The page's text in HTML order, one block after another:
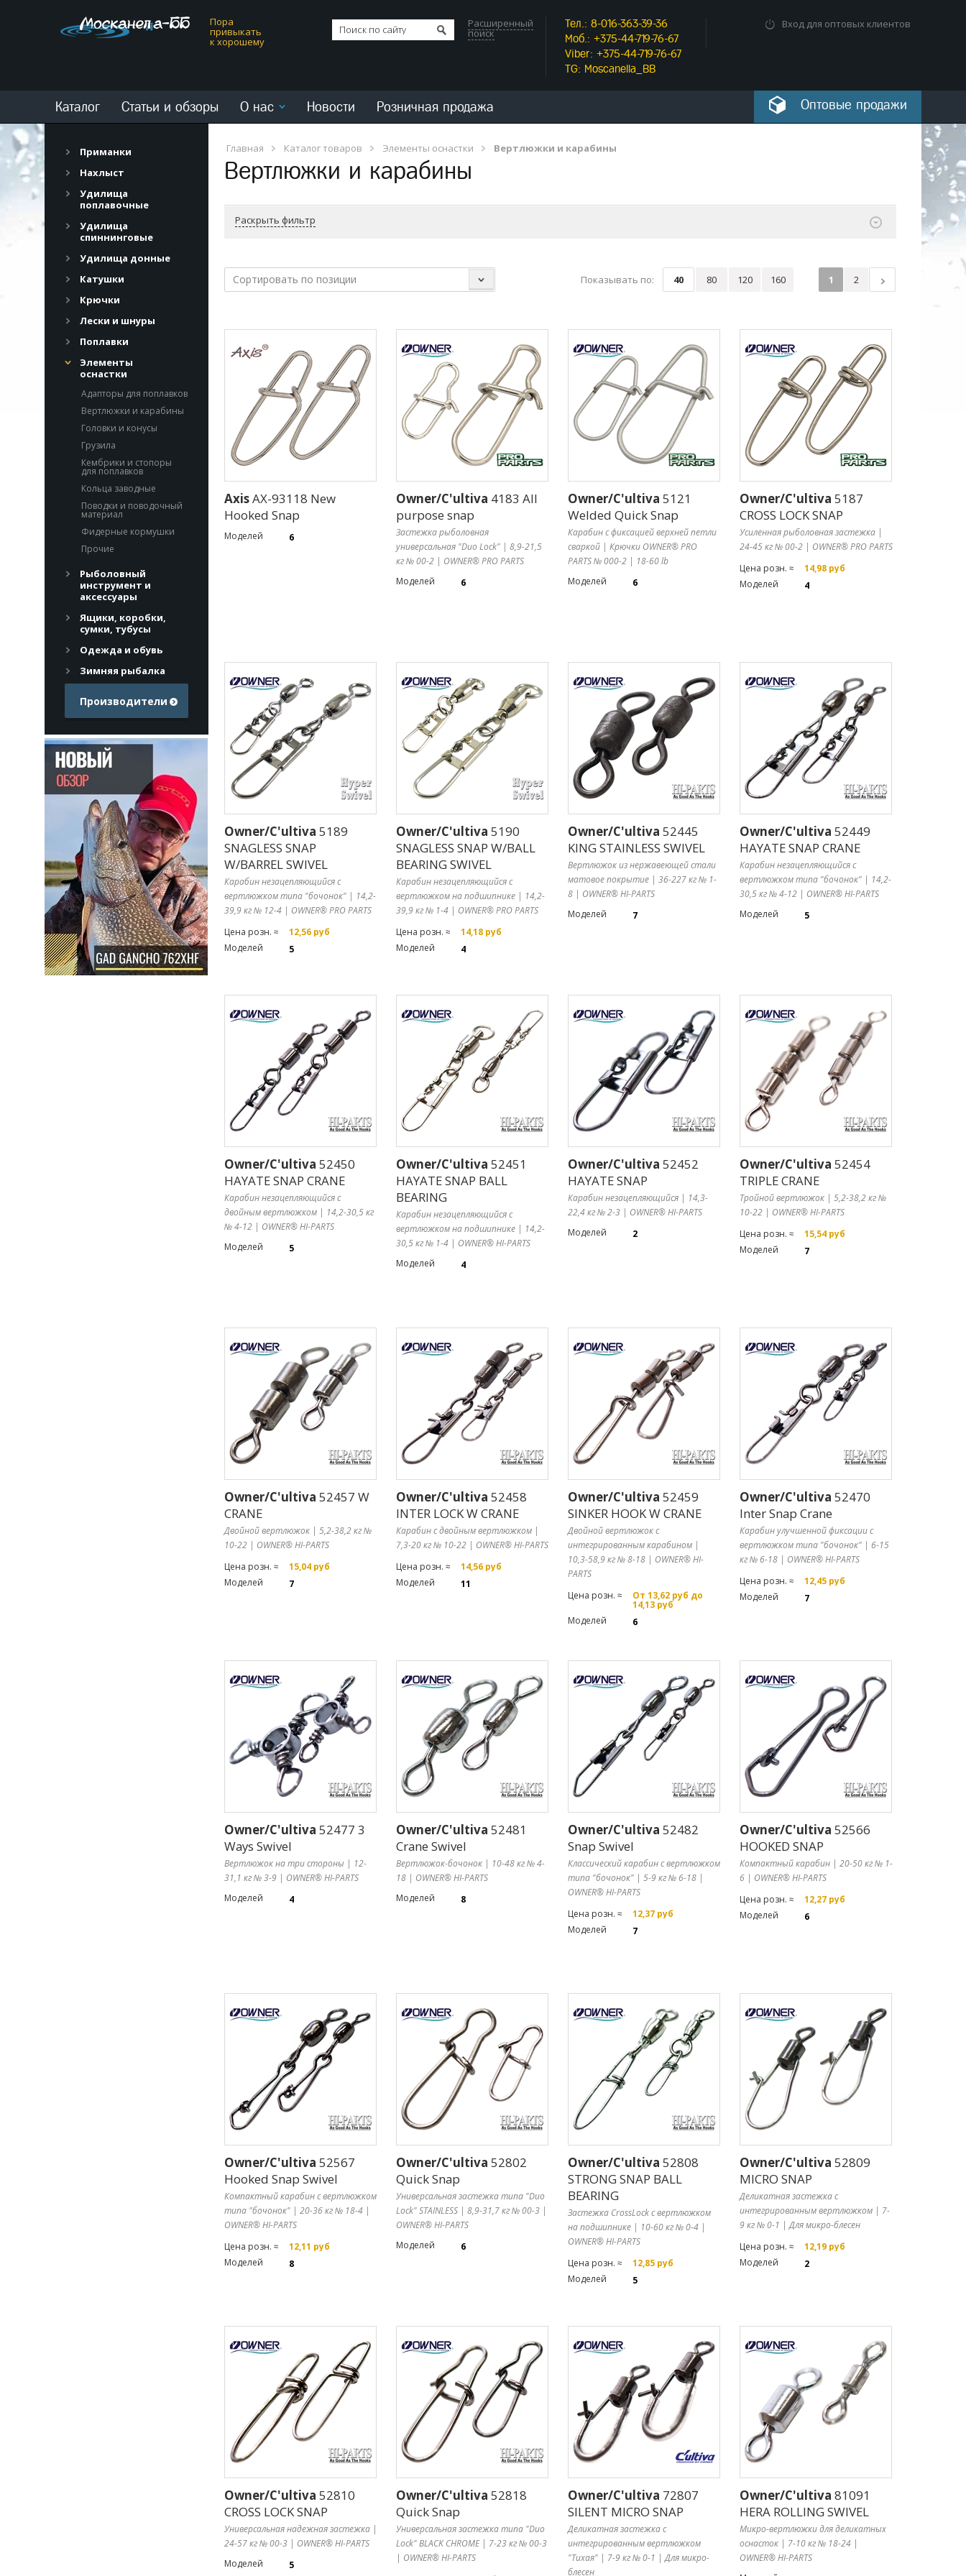
Пора
привыкать
к хорошему
Расширенный
поиск
Тел.: 8-016-363-39-36
Моб.: +375-44-719-76-67
Viber: +375-44-719-76-67
TG: Moscanella_BB
Вход для оптовых клиентов
Каталог Статьи и обзоры О нас Новости Розничная продажа Оптовые продажи
Главная Каталог товаров Элементы оснастки Вертлюжки и карабины
Вертлюжки и карабины
Раскрыть фильтр
Сортировать по позиции 1 2
Показывать по: 40 80 120 160
AxisAX-93118 New
Hooked Snap
Моделей 6
Owner/C'ultiva 4183 All
purpose snap
Застежка рыболовная
универсальная "Duo Lock" | 8,9-21,5
кг № 00-2 | OWNER® PRO PARTS
Моделей
6
Owner/C'ultiva 5121
Welded Quick Snap
Карабин с фиксацией верхней петли
сваркой | Крючки OWNER® PRO
PARTS № 000-2 | 18-60 lb
Моделей
6
Owner/C'ultiva 5187
CROSS LOCK SNAP
Усиленная рыболовная застежка |
24-45 кг № 00-2 | OWNER® PRO PARTS
Цена розн. ≈
14,98 руб
Моделей
4
Owner/C'ultiva 5189
SNAGLESS SNAP
W/BARREL SWIVEL
Карабин незацепляющийся с
вертлюжком типа "бочонок" | 14,2-
39,9 кг № 12-4 | OWNER® PRO PARTS
Цена розн. ≈
12,56 руб
Моделей
5
Owner/C'ultiva 5190
SNAGLESS SNAP W/BALL
BEARING SWIVEL
Карабин незацепляющийся с
вертлюжком на подшипнике | 14,2-
39,9 кг № 1-4 | OWNER® PRO PARTS
Цена розн. ≈
14,18 руб
Моделей
4
Owner/C'ultiva 52445
KING STAINLESS SWIVEL
Вертлюжок из нержавеющей стали
матовое покрытие | 36-227 кг № 1-
8 | OWNER® HI-PARTS
Моделей
7
Owner/C'ultiva 52449
HAYATE SNAP CRANE
Карабин незацепляющийся с
вертлюжком типа "бочонок" | 14,2-
30,5 кг № 4-12 | OWNER® HI-PARTS
Моделей
5
Owner/C'ultiva 52450
HAYATE SNAP CRANE
Карабин незацепляющийся с
двойным вертлюжком | 14,2-30,5 кг
№ 4-12 | OWNER® HI-PARTS
Моделей
5
Owner/C'ultiva 52451
HAYATE SNAP BALL
BEARING
Карабин незацепляющийся с
вертлюжком на подшипнике | 14,2-
30,5 кг № 1-4 | OWNER® HI-PARTS
Моделей
4
Owner/C'ultiva 52452
HAYATE SNAP
Карабин незацепляющийся | 14,3-
22,4 кг № 2-3 | OWNER® HI-PARTS
Моделей
2
Owner/C'ultiva 52454
TRIPLE CRANE
Тройной вертлюжок | 5,2-38,2 кг №
10-22 | OWNER® HI-PARTS
Цена розн. ≈
15,54 руб
Моделей
7
Owner/C'ultiva 52457 W
CRANE
Двойной вертлюжок | 5,2-38,2 кг №
10-22 | OWNER® HI-PARTS
Цена розн. ≈
15,04 руб
Моделей
7
Owner/C'ultiva 52458
INTER LOCK W CRANE
Карабин с двойным вертлюжком |
7,3-20 кг № 10-22 | OWNER® HI-PARTS
Цена розн. ≈
14,56 руб
Моделей
11
Owner/C'ultiva 52459
SINKER HOOK W CRANE
Двойной вертлюжок с
интегрированным карабином |
10,3-58,9 кг № 8-18 | OWNER® HI-
PARTS
Цена розн. ≈
От 13,62 руб до
14,13 руб
Моделей
6
Owner/C'ultiva 52470
Inter Snap Crane
Карабин улучшенной фиксации с
вертлюжком типа "бочонок" | 6-15
кг № 6-18 | OWNER® HI-PARTS
Цена розн. ≈
12,45 руб
Моделей
7
Owner/C'ultiva 52477 3
Ways Swivel
Вертлюжок на три стороны | 12-
31,1 кг № 3-9 | OWNER® HI-PARTS
Моделей
4
Owner/C'ultiva 52481
Crane Swivel
Вертлюжок-бочонок | 10-48 кг № 4-
18 | OWNER® HI-PARTS
Моделей
8
Owner/C'ultiva 52482
Snap Swivel
Классический карабин с вертлюжком
типа "бочонок" | 5-9 кг № 6-18 |
OWNER® HI-PARTS
Цена розн. ≈
12,37 руб
Моделей
7
Owner/C'ultiva 52566
HOOKED SNAP
Компактный карабин | 20-50 кг № 1-
6 | OWNER® HI-PARTS
Цена розн. ≈
12,27 руб
Моделей
6
Owner/C'ultiva 52567
Hooked Snap Swivel
Компактный карабин с вертлюжком
типа "бочонок" | 20-36 кг № 18-4 |
OWNER® HI-PARTS
Цена розн. ≈
12,11 руб
Моделей
8
Owner/C'ultiva 52802
Quick Snap
Универсальная застежка типа "Duo
Lock" STAINLESS | 8,9-31,7 кг № 00-3 |
OWNER® HI-PARTS
Моделей
6
Owner/C'ultiva 52808
STRONG SNAP BALL
BEARING
Застежка CrossLock с вертлюжком
на подшипнике | 10-60 кг № 0-4 |
OWNER® HI-PARTS
Цена розн. ≈
12,85 руб
Моделей
5
Owner/C'ultiva 52809
MICRO SNAP
Деликатная застежка с
интегрированным вертлюжком | 7-
9 кг № 0-1 | Для микро-блесен
Цена розн. ≈
12,19 руб
Моделей
2
Owner/C'ultiva 52810
CROSS LOCK SNAP
Универсальная надежная застежка |
24-57 кг № 00-3 | OWNER® HI-PARTS
Моделей
5
Owner/C'ultiva 52818
Quick Snap
Универсальная застежка типа "Duo
Lock" BLACK CHROME | 7-23 кг № 00-3
| OWNER® HI-PARTS
Owner/C'ultiva 72807
SILENT MICRO SNAP
Деликатная застежка с
интегрированным вертлюжком
"Тихая" | 7-9 кг № 0-1 | Для микро-
блесен
Owner/C'ultiva 81091
HERA ROLLING SWIVEL
Микро-вертлюжки для деликатных
оснасток | 7-10 кг № 18-24 |
OWNER® HI-PARTS
Приманки
Нахлыст
Удилища
поплавочные
Удилища
спиннинговые
Удилища донные
Катушки
Крючки
Лески и шнуры
Поплавки
Элементы
оснастки
Адапторы для поплавков
Вертлюжки и карабины
Головки и конусы
Грузила
Кембрики и стопоры
для поплавков
Кольца заводные
Поводки и поводочный
материал
Фидерные кормушки
Прочие
Рыболовный
инструмент и
аксессуары
Ящики, коробки,
сумки, тубусы
Одежда и обувь
Зимняя рыбалка
Производители